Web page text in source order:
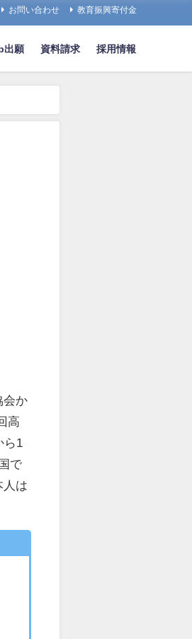
お問い合わせ 教育振興寄付金
出願 資料請求 採用情報
会か
高
1
で
人は